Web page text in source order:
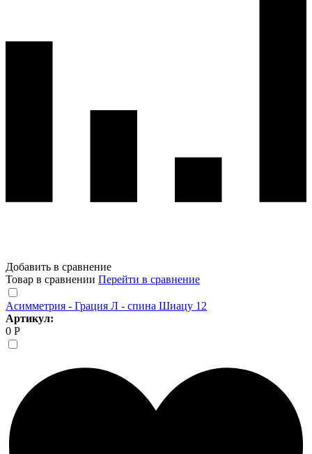
Добавить в сравнение
Товар в сравнении Перейти в сравнение
Асимметрия - Грация Л - спина Шиацу 12
Артикул:
0 Р